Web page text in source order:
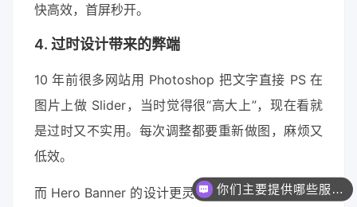
快高效，首屏秒开。
4. 过时设计带来的弊端
10 年前很多网站用 Photoshop 把文字直接 PS 在
图片上做 Slider，当时觉得很“高大上”，现在看就
是过时又不实用。每次调整都要重新做图，麻烦又
低效。
而 Hero Banner 的设计更灵活，文本和图片分离， 你们主要提供哪些服务？可以根据需求定制吗？